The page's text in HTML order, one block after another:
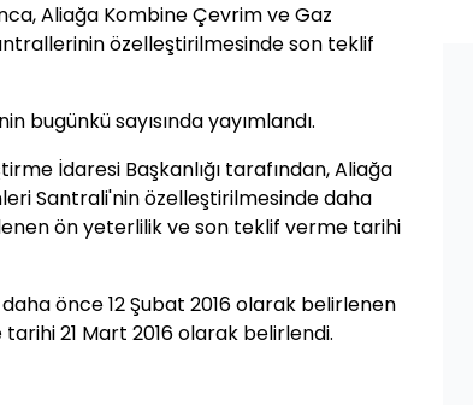
Aliağa Kombine Çevrim ve Gaz
özelleştirilmesinde son teklif
bugünkü sayısında yayımlandı.
İdaresi Başkanlığı tarafından, Aliağa
Santrali'nin özelleştirilmesinde daha
ön yeterlilik ve son teklif verme tarihi
önce 12 Şubat 2016 olarak belirlenen
21 Mart 2016 olarak belirlendi.